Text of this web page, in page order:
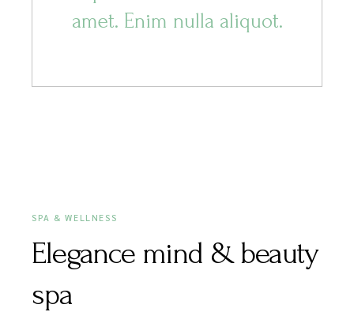
amet. Enim nulla aliquot.
SPA & WELLNESS
Elegance mind & beauty
spa